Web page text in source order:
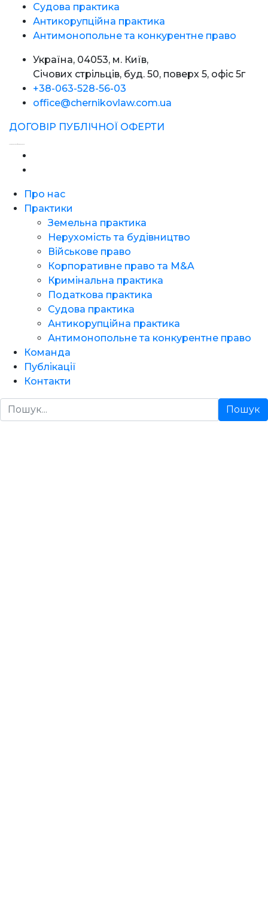
Судова практика
Антикорупційна практика
Антимонопольне та конкурентне право
Україна, 04053, м. Київ,
Січових стрільців, буд. 50, поверх 5, офіс 5г
+38-063-528-56-03
office@chernikovlaw.com.ua
ДОГОВІР ПУБЛІЧНОЇ ОФЕРТИ
Про нас
Практики
Земельна практика
Нерухомість та будівництво
Військове право
Корпоративне право та M&A
Кримінальна практика
Податкова практика
Судова практика
Антикорупційна практика
Антимонопольне та конкурентне право
Команда
Публікації
Контакти
Пошук